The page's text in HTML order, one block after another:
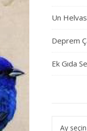
Un
Deprem
Ek Gıda